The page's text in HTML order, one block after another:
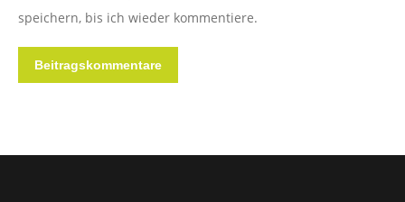
speichern, bis ich wieder kommentiere.
Beitragskommentare